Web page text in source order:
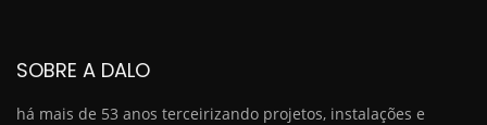
SOBRE A DALO
há mais de 53 anos terceirizando projetos, instalações e